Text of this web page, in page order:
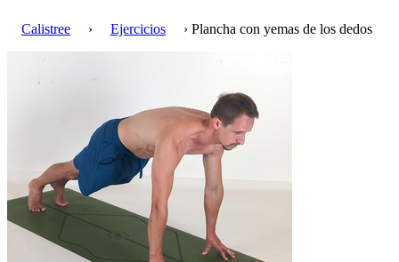
Calistree › Ejercicios › Plancha con yemas de los dedos